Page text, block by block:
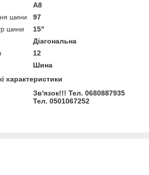
A8
шини
97
шини
15"
Діагональна
12
Шина
характеристики
Зв'язок!!! Тел. 0680887935
Тел. 0501067252